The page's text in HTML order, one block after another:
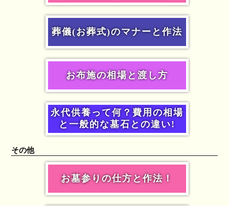
葬儀(お葬式)のマナーと作法
お布施の相場と渡し方
永代供養って何？費用の相場
と一般的な墓石との違い!
その他
お墓参りの仕方と作法！